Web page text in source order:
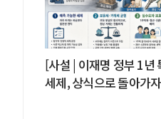
[사설 | 이재명 정부 1
세제, 상식으로 돌아가자